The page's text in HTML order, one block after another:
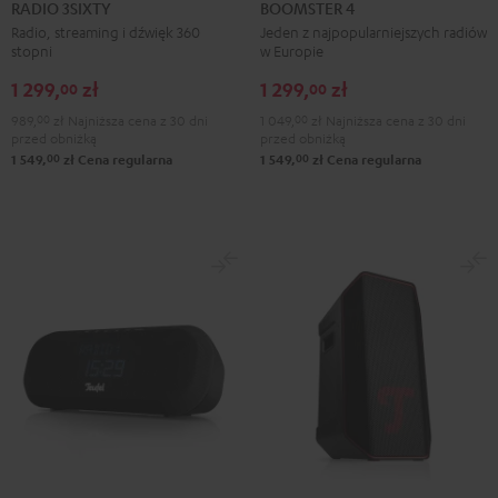
BlackWhite
RADIO 3SIXTY
Radio, streaming i dźwięk 360
stopni
1 299,00 zł
1 549, 00 zł Cena regularna
Mint
Green
Night
Black
BOOMSTER 4
Jeden z najpopularniejszych radiów
w Europie
1 299,00 zł
1 549, 00 zł Cena regularna